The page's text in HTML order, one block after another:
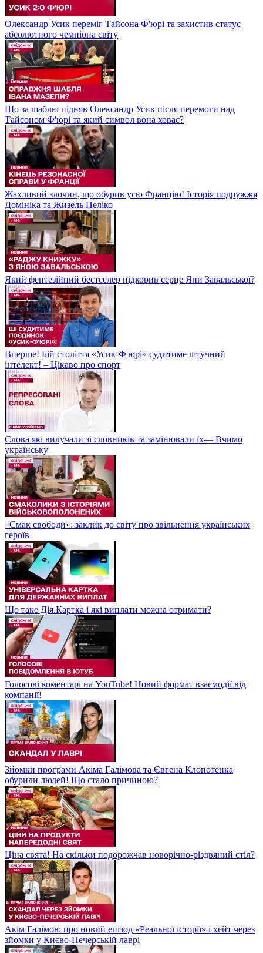
Олександр Усик переміг Тайсона Ф'юрі та захистив статус
абсолютного чемпіона світу
Що за шаблю підняв Олександр Усик після перемоги над
Тайсоном Ф'юрі та який символ вона ховає?
Жахливий злочин, що обурив усю Францію! Історія подружжя
Домініка та Жизель Пеліко
Який фентезійний бестселер підкорив серце Яни Завальської?
Вперше! Бій століття «Усик-Ф'юрі» судитиме штучний
інтелект! – Цікаво про спорт
Слова які вилучали зі словників та замінювали їх— Вчимо
українську
«Смак свободи»: заклик до світу про звільнення українських
героїв
Що таке Дія.Картка і які виплати можна отримати?
Голосові коментарі на YouTube! Новий формат взаємодії від
компанії!
Зйомки програми Акіма Галімова та Євгена Клопотенка
обурили людей! Що стало причиною?
Ціна свята! На скільки подорожчав новорічно-різдвяний стіл?
Акім Галімов: про новий епізод «Реальної історії» і хейт через
зйомки у Києво-Печерській лаврі